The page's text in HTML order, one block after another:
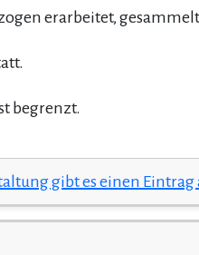
erarbeitet,
begrenzt.
gibt es einen Eintrag